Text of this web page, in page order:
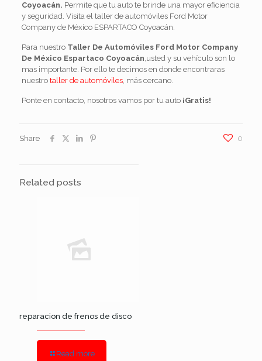
Coyoacán. Permite que tu auto te brinde una mayor eficiencia
y seguridad. Visita el taller de automóviles Ford Motor
Company de México ESPARTACO Coyoacán.
Para nuestro Taller De Automóviles Ford Motor Company
De México Espartaco Coyoacán,usted y su vehículo son lo
mas importante. Por ello te decimos en donde encontraras
nuestro taller de automóviles, más cercano.
Ponte en contacto, nosotros vamos por tu auto¡Gratis!
Share 0
Related posts
reparacion de frenos de disco
Read more